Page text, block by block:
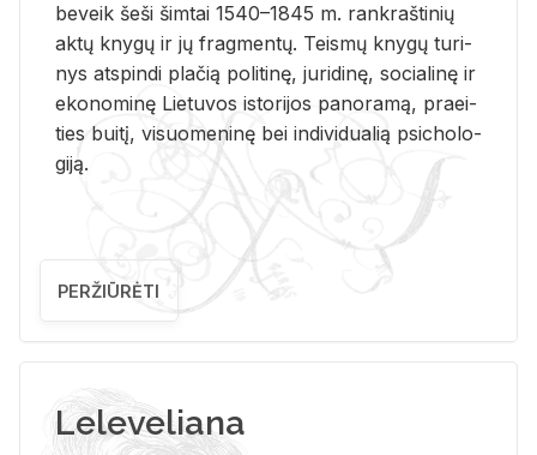
be­veik šeši šim­tai 1540–1845 m. rank­raš­ti­nių
aktų kny­gų ir jų frag­men­tų. Teis­mų kny­gų tu­ri­
nys at­spin­di pla­čią po­li­ti­nę, ju­ri­di­nę, so­cia­li­nę ir
eko­no­mi­nę Lie­tu­vos is­to­ri­jos pa­no­ra­mą, pra­ei­
ties bui­tį, vi­suo­me­ni­nę bei in­di­vi­dua­lią psi­cho­lo­
gi­ją.
PERŽIŪRĖTI
Leleveliana